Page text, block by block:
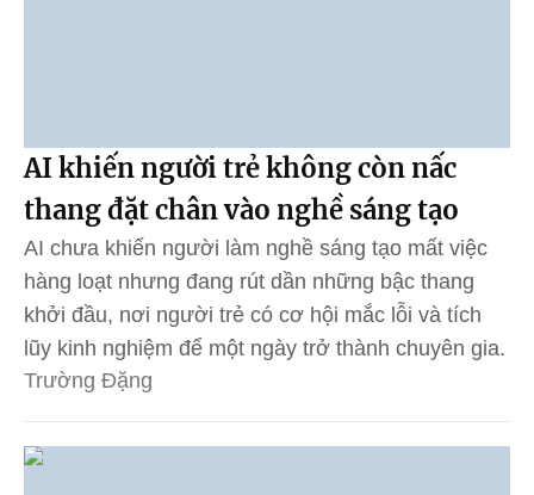
AI khiến người trẻ không còn nấc
thang đặt chân vào nghề sáng tạo
AI chưa khiến người làm nghề sáng tạo mất việc
hàng loạt nhưng đang rút dần những bậc thang
khởi đầu, nơi người trẻ có cơ hội mắc lỗi và tích
lũy kinh nghiệm để một ngày trở thành chuyên gia.
Trường Đặng